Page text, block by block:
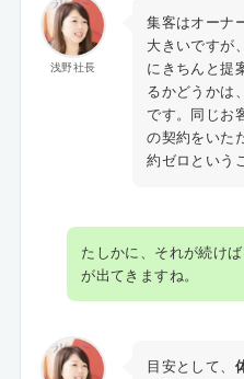
浅野社長
集客はオーナ
大きいですが
にきちんと提
るかどうかは
です。同じお
の契約をいた
約ゼロという
たしかに、それが続け
が出てきますね。
目安として、